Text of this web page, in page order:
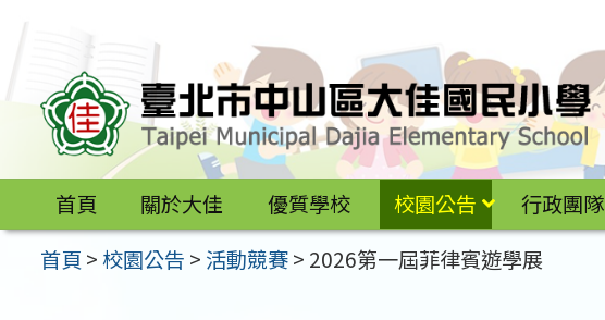
區
首頁 關於大佳 優質學校 校園公告 行政團隊
首頁 >校園公告 > 活動競賽> 2026第一屆菲律賓遊學展